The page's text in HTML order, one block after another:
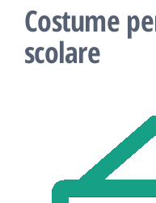
Costume
scolare